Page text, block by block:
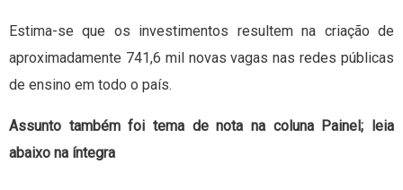
Estima-se que os investimentos resultem na criação de
aproximadamente 741,6 mil novas vagas nas redes públicas
de ensino em todo o país.
Assunto também foi tema de nota na coluna Painel; leia
abaixo na íntegra